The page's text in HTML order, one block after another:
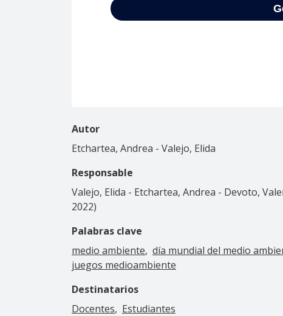
Autor
Etchartea, Andrea - Valejo, Elida
Responsable
Valejo, Elida - Etchartea, Andrea - Devoto,
2022)
Palabras clave
medio ambiente día mundial del medio
juegos medioambiente
Destinatarios
Docentes
Estudiantes